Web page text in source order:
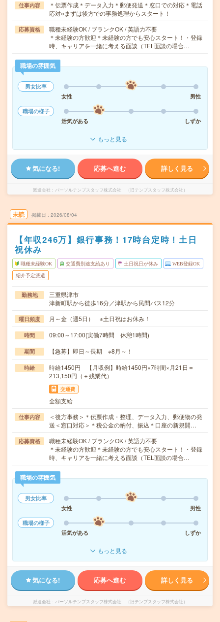
仕事内容
＊伝票作成＊データ入力＊郵便発送＊窓口での対応＊電話
応対○まずは後方での事務処理からスタート！
応募資格
職種未経験OK / ブランクOK / 英語力不要
＊未経験の方歓迎＊未経験の方でも安心スタート！・登録
時、キャリアを一緒に考える面談（TEL面談の場合…
職場の雰囲気
男女比率
女性
男性
職場の様子
活気がある
しずか
もっと見る
気になる! 応募へ進む 詳しく見る
派遣会社 パーソルテンプスタッフ株式会社 （旧テンプスタッフ株式会社）
未読 掲載日 2026/08/04
【年収246万】銀行事務！17時台定時！土日
祝休み
職種未経験OK 交通費別途支給あり 土日祝日が休み WEB登録OK
紹介予定派遣
勤務地
三重県津市
津新町駅から徒歩16分／津駅から民間バス12分
曜日頻度 月～金（週5日） ※土日祝はお休み！
時間 09:00～17:00(実働7時間 休憩1時間)
期間 【急募】即日～長期 ※8月～！
時給
時給1450円 【月収例】時給1450円×7時間×月21日＝
213,150円（＋残業代）
交通費
全額支給
仕事内容
＜後方事務＞＊伝票作成・整理、データ入力、郵便物の発
送＜窓口対応＞＊税公金の納付、振込＊口座の新規開…
応募資格
職種未経験OK / ブランクOK / 英語力不要
＊未経験の方歓迎＊未経験の方でも安心スタート！・登録
時、キャリアを一緒に考える面談（TEL面談の場合…
職場の雰囲気
男女比率
女性
男性
職場の様子
活気がある
しずか
もっと見る
気になる! 応募へ進む 詳しく見る
派遣会社 パーソルテンプスタッフ株式会社 （旧テンプスタッフ株式会社）